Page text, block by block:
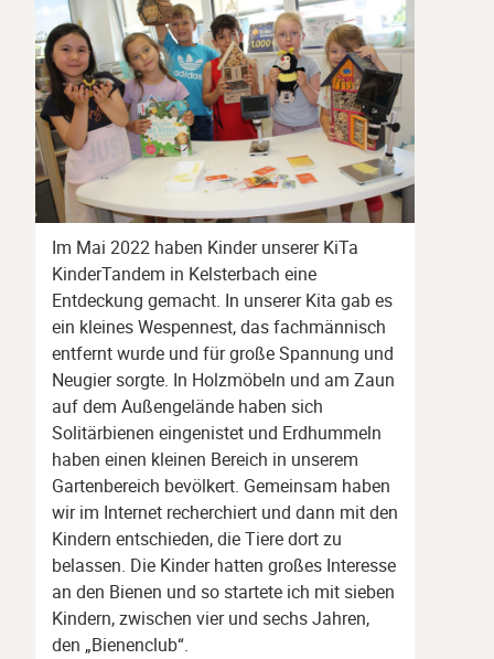
Im Mai 2022 haben Kinder unserer KiTa
KinderTandem in Kelsterbach eine
Entdeckung gemacht. In unserer Kita gab es
ein kleines Wespennest, das fachmännisch
entfernt wurde und für große Spannung und
Neugier sorgte. In Holzmöbeln und am Zaun
auf dem Außengelände haben sich
Solitärbienen eingenistet und Erdhummeln
haben einen kleinen Bereich in unserem
Gartenbereich bevölkert. Gemeinsam haben
wir im Internet recherchiert und dann mit den
Kindern entschieden, die Tiere dort zu
belassen. Die Kinder hatten großes Interesse
an den Bienen und so startete ich mit sieben
Kindern, zwischen vier und sechs Jahren,
den „Bienenclub“.